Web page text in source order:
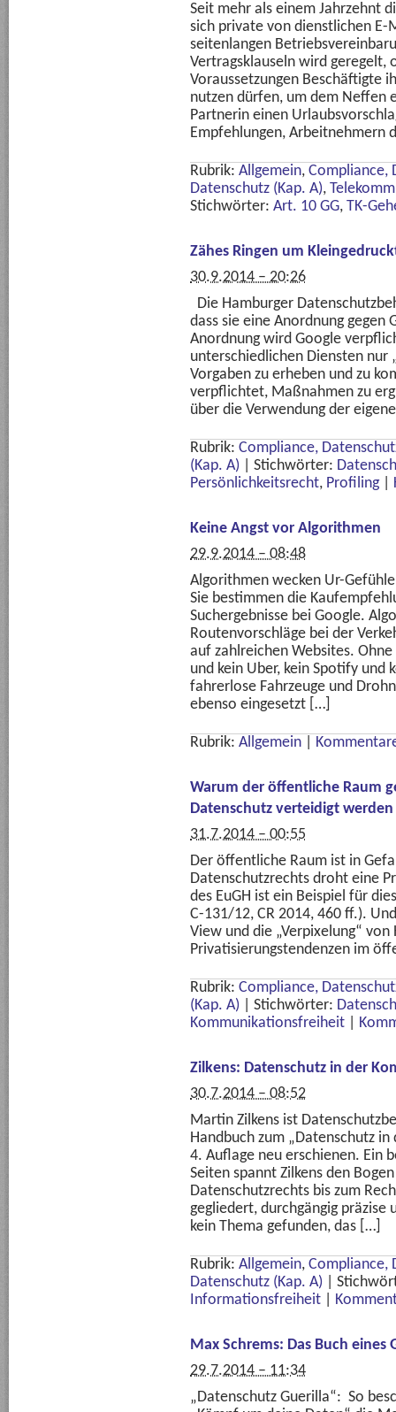
Seit mehr als einem Jahrzehnt
sich private von dienstlichen E-
seitenlangen
Vertragsklauseln wird geregelt,
Voraussetzungen Beschäftigte
nutzen dürfen, um dem Neffen
Partnerin einen
Empfehlungen, Arbeitnehmern
Rubrik: Allgemein, Compliance,
Datenschutz (Kap. A),
Stichwörter: Art. 10 GG, TK-
Zähes Ringen um
30.9.2014 – 20:26
Die Hamburger
dass sie eine Anordnung gegen
Anordnung wird Google
unterschiedlichen Diensten nur
Vorgaben zu erheben und zu
verpflichtet, Maßnahmen zu
über die Verwendung der
Rubrik: Compliance,
(Kap. A)
Stichwörter:
Persönlichkeitsrecht, Profiling
Keine Angst vor Algorithmen
29.9.2014 – 08:48
Algorithmen wecken Ur-
Sie bestimmen die
Suchergebnisse bei Google.
Routenvorschläge bei der
auf zahlreichen Websites.
und kein Uber, kein Spotify
fahrerlose Fahrzeuge und
ebenso eingesetzt […]
Rubrik: Allgemein
Warum der öffentliche Raum
Datenschutz verteidigt werden
31.7.2014 – 00:55
Der öffentliche Raum ist in
Datenschutzrechts droht eine
des EuGH ist ein Beispiel für
C-131/12, CR 2014, 460 ff.).
View und die „Verpixelung“ von
Privatisierungstendenzen im
Rubrik: Compliance,
(Kap. A)
Stichwörter:
Kommunikationsfreiheit
Zilkens: Datenschutz in der
30.7.2014 – 08:52
Martin Zilkens ist
Handbuch zum „Datenschutz
4. Auflage neu erschienen. Ein
Seiten spannt Zilkens den
Datenschutzrechts bis zum
gegliedert, durchgängig
kein Thema gefunden, das […]
Rubrik: Allgemein, Compliance,
Datenschutz (Kap. A)
Informationsfreiheit
Max Schrems: Das Buch eines
29.7.2014 – 11:34
„Datenschutz Guerilla“: So